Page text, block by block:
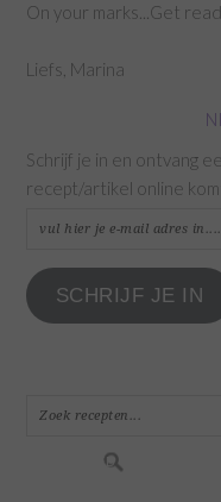
On your marks...Get
Liefs, Marina
Schrijf je in en ontvang
recept/artikel online
vul
je
e-
SCHRIJF JE IN